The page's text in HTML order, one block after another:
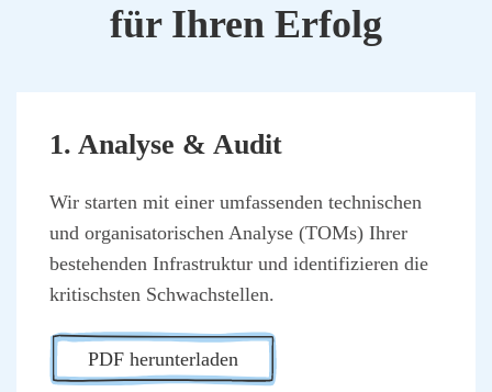
für Ihren Erfolg
1. Ana­ly­se & Audit
Wir star­ten mit einer umfas­sen­den tech­ni­schen
und orga­ni­sa­to­ri­schen Ana­ly­se (TOMs) Ihrer
bestehen­den Infra­struk­tur und iden­ti­fi­zie­ren die
kri­tischs­ten Schwach­stel­len.
PDF her­un­ter­la­den